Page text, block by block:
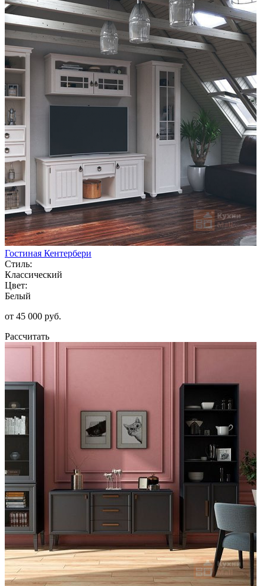
Гостиная Кентербери
Стиль:
Классический
Цвет:
Белый
от 45 000 руб.
Рассчитать